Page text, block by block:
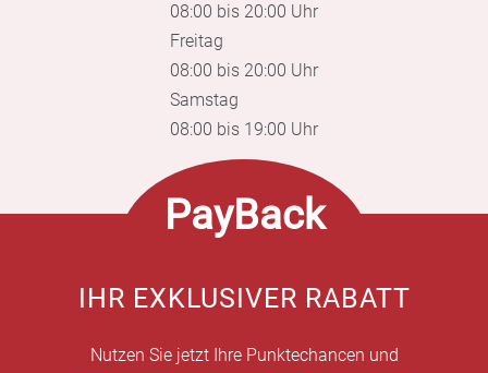
08:00 bis 20:00 Uhr
Freitag
08:00 bis 20:00 Uhr
Samstag
08:00 bis 19:00 Uhr
PayBack
IHR EXKLUSIVER RABATT
Nutzen Sie jetzt Ihre Punktechancen und